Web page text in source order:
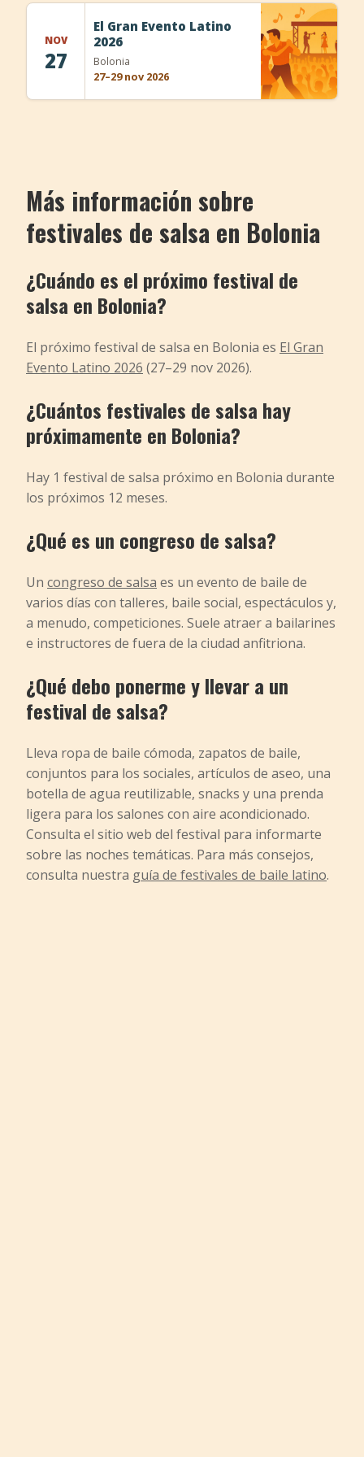
Añadir evento
NOV
27
El Gran Evento Latino
2026
Bolonia
27–29 nov 2026
Más información sobre
festivales de salsa en Bolonia
¿Cuándo es el próximo festival de
salsa en Bolonia?
El próximo festival de salsa en Bolonia es El Gran
Evento Latino 2026 (27–29 nov 2026).
¿Cuántos festivales de salsa hay
próximamente en Bolonia?
Hay 1 festival de salsa próximo en Bolonia durante
los próximos 12 meses.
¿Qué es un congreso de salsa?
Un congreso de salsa es un evento de baile de
varios días con talleres, baile social, espectáculos y,
a menudo, competiciones. Suele atraer a bailarines
e instructores de fuera de la ciudad anfitriona.
¿Qué debo ponerme y llevar a un
festival de salsa?
Lleva ropa de baile cómoda, zapatos de baile,
conjuntos para los sociales, artículos de aseo, una
botella de agua reutilizable, snacks y una prenda
ligera para los salones con aire acondicionado.
Consulta el sitio web del festival para informarte
sobre las noches temáticas. Para más consejos,
consulta nuestra guía de festivales de baile latino.